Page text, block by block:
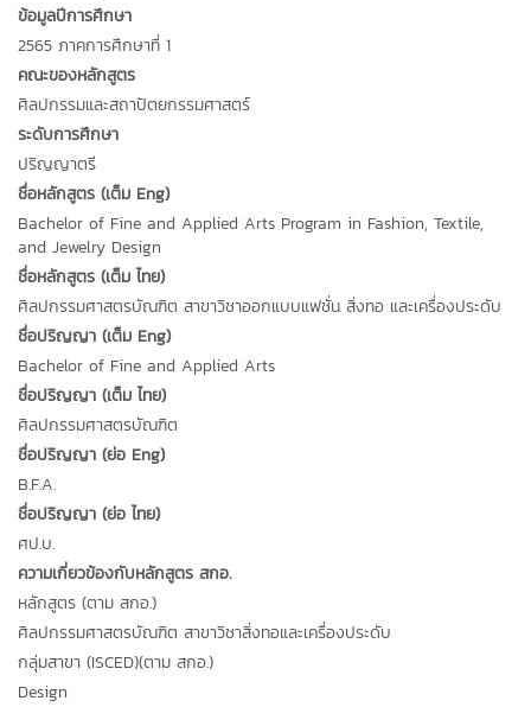
ข้อมูลปีการศึกษา
2565 ภาคการศึกษาที่ 1
คณะของหลักสูตร
ศิลปกรรมและสถาปัตยกรรมศาสตร์
ระดับการศึกษา
ปริญญาตรี
ชื่อหลักสูตร (เต็ม Eng)
Bachelor of Fine and Applied Arts Program in Fashion, Textile,
and Jewelry Design
ชื่อหลักสูตร (เต็ม ไทย)
ศิลปกรรมศาสตรบัณฑิต สาขาวิชาออกแบบแฟชั่น สิ่งทอ และเครื่องประดับ
ชื่อปริญญา (เต็ม Eng)
Bachelor of Fine and Applied Arts
ชื่อปริญญา (เต็ม ไทย)
ศิลปกรรมศาสตรบัณฑิต
ชื่อปริญญา (ย่อ Eng)
B.F.A.
ชื่อปริญญา (ย่อ ไทย)
ศป.บ.
ความเกี่ยวข้องกับหลักสูตร สกอ.
หลักสูตร (ตาม สกอ.)
ศิลปกรรมศาสตรบัณฑิต สาขาวิชาสิ่งทอและเครื่องประดับ
กลุ่มสาขา (ISCED)(ตาม สกอ.)
Design